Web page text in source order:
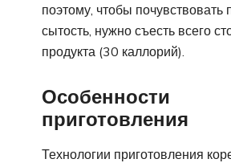
поэтому, чтобы почувствовать
сытость, нужно съесть всего
продукта (30 каллорий).
Особенности
приготовления
Технологии приготовления